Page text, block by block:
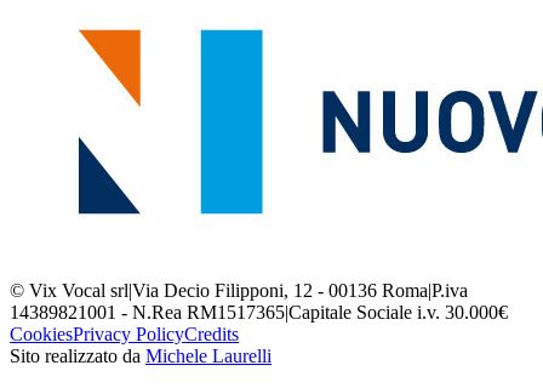
© Vix Vocal srl|Via Decio Filipponi, 12 - 00136 Roma|P.iva
14389821001 - N.Rea RM1517365|Capitale Sociale i.v. 30.000€
CookiesPrivacy PolicyCredits
Sito realizzato da Michele Laurelli